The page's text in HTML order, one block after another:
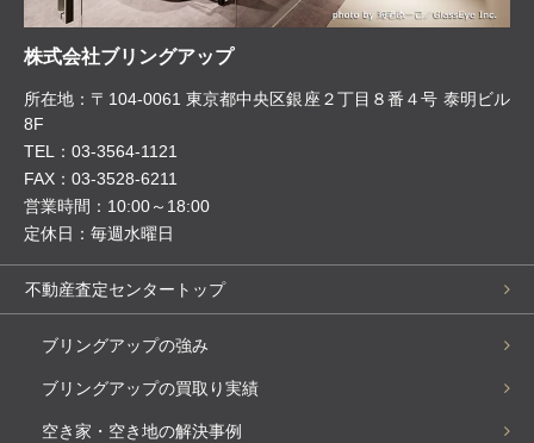
株式会社ブリングアップ
所在地：〒104-0061 東京都中央区銀座２丁目８番４号 泰明ビル
8F
TEL：03-3564-1121
FAX：03-3528-6211
営業時間：10:00～18:00
定休日：毎週水曜日
不動産査定センタートップ
ブリングアップの強み
ブリングアップの買取り実績
空き家・空き地の解決事例